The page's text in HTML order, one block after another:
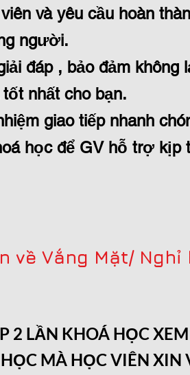
và yêu cầu hoàn
người.
đáp , bảo đảm không
nhất cho bạn.
giao tiếp nhanh
học để GV hỗ trợ kịp
về Vắng Mặt/ Nghỉ
2 LẦN KHOÁ HỌC
MÀ HỌC VIÊN